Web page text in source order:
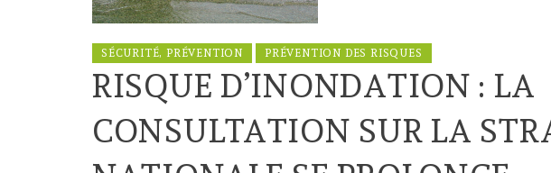
SÉCURITÉ, PRÉVENTION PRÉVENTION DES RISQUES
RISQUE D’INONDATION : LA
CONSULTATION SUR LA